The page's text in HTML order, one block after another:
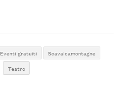
Eventi gratuiti
Scavalcamontagne
Teatro